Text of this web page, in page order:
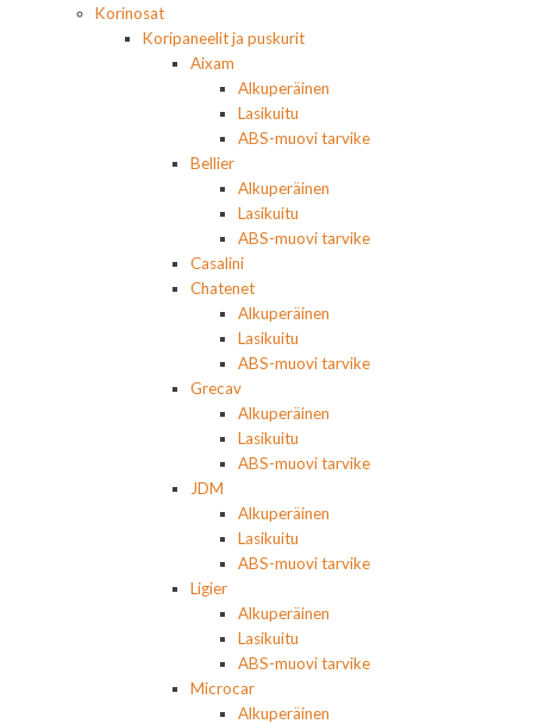
Korinosat
Koripaneelit ja puskurit
Aixam
Alkuperäinen
Lasikuitu
ABS-muovi tarvike
Bellier
Alkuperäinen
Lasikuitu
ABS-muovi tarvike
Casalini
Chatenet
Alkuperäinen
Lasikuitu
ABS-muovi tarvike
Grecav
Alkuperäinen
Lasikuitu
ABS-muovi tarvike
JDM
Alkuperäinen
Lasikuitu
ABS-muovi tarvike
Ligier
Alkuperäinen
Lasikuitu
ABS-muovi tarvike
Microcar
Alkuperäinen